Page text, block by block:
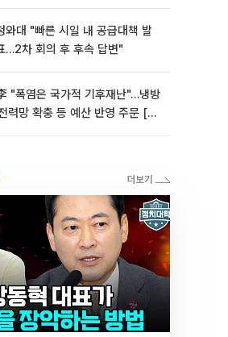
와대 "빠른 시일 내 공급대책 발
…2차 회의 후 후속 답변"
"폭염은 국가적 기후재난"…냉방
력망 확충 등 예산 반영 주문 [종